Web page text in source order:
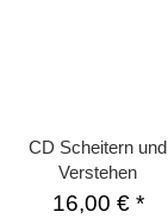
CD Scheitern und
Verstehen
16,00 € *